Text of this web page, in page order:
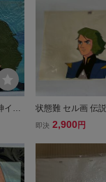
イデ
状態難 セル画 伝
デオン ジョーダン
即決 2,900 円